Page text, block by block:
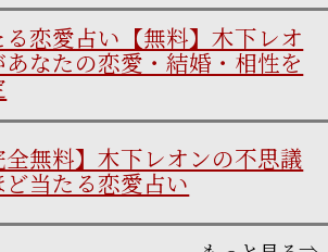
る恋愛占い【無料】木下レオ
あなたの恋愛・結婚・相性を
全無料】木下レオンの不思議
ど当たる恋愛占い